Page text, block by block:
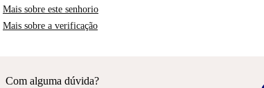
Mais sobre este senhorio
Mais sobre a verificação
Com alguma dúvida?